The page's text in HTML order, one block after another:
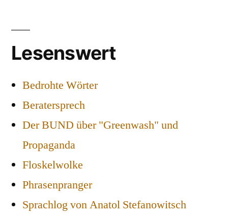
Lesenswert
Bedrohte Wörter
Beratersprech
Der BUND über "Greenwash" und
Propaganda
Floskelwolke
Phrasenpranger
Sprachlog von Anatol Stefanowitsch